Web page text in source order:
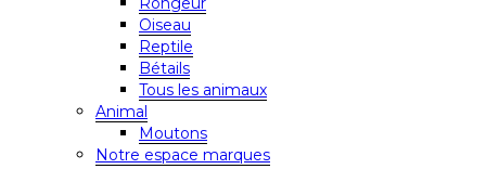
Oiseau
Reptile
Bétails
Tous les animaux
Animal
Moutons
Notre espace marques